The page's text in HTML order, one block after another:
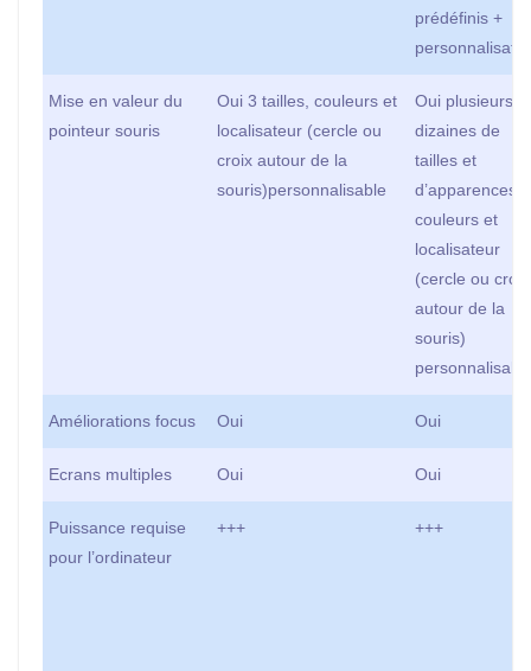
prédéfinis +
Mise en valeur du
pointeur souris
Oui 3 tailles, couleurs et
localisateur (cercle ou
croix autour de la
souris)personnalisable
Oui plusieurs
dizaines de
tailles et
d’apparences,
couleurs et
localisateur
(cercle ou croix
autour de la
souris)
Améliorations focus Oui Oui
Ecrans multiples Oui Oui
Puissance requise
pour l’ordinateur
+++ +++